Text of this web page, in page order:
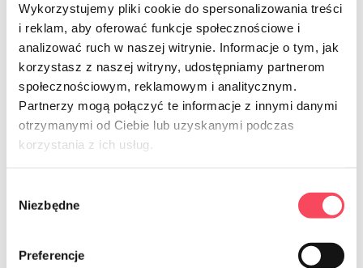
Wykorzystujemy pliki cookie do spersonalizowania treści
i reklam, aby oferować funkcje społecznościowe i
analizować ruch w naszej witrynie. Informacje o tym, jak
korzystasz z naszej witryny, udostępniamy partnerom
społecznościowym, reklamowym i analitycznym.
Partnerzy mogą połączyć te informacje z innymi danymi
otrzymanymi od Ciebie lub uzyskanymi podczas
korzystania z ich usług.
zgody
Niezbędne
Preferencje
7521129
viGO! Premium Perforated food foil
30m
8.39 złgross
7521150
viGO! Premium Food foil 50m
9.59 zł